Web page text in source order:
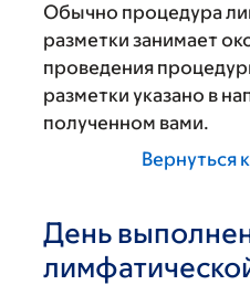
Обычно процедура
разметки занимает
проведения
разметки указано в
полученном вами.
Вернуться
День